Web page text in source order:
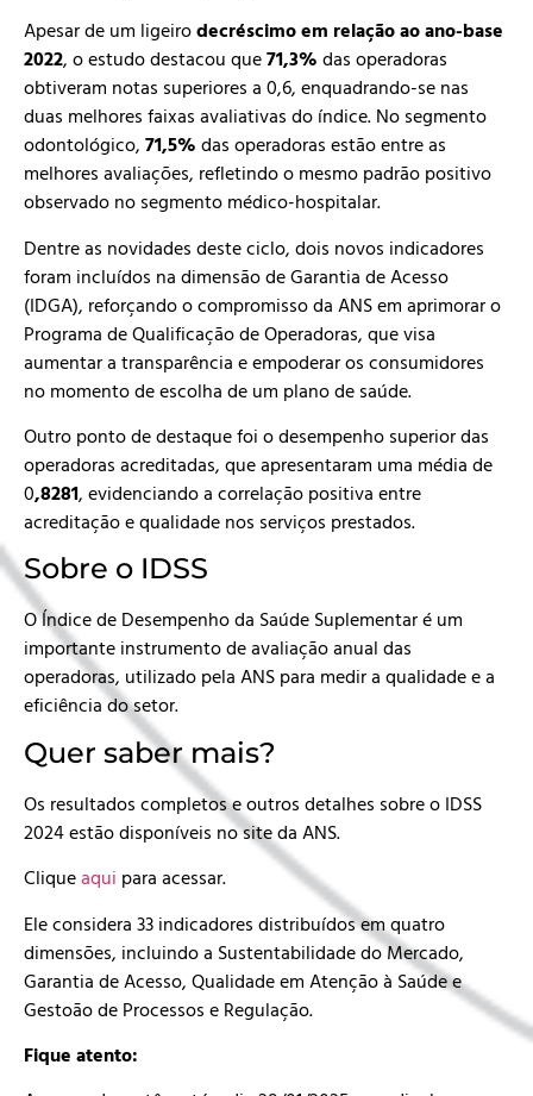
Apesar de um ligeirodecréscimo em relação ao ano-base
2022, o estudo destacou que71,3% das operadoras
obtiveram notas superiores a 0,6, enquadrando-se nas
duas melhores faixas avaliativas do índice. No segmento
odontológico, 71,5% das operadoras estão entre as
melhores avaliações, refletindo o mesmo padrão positivo
observado no segmento médico-hospitalar.
Dentre as novidades deste ciclo, dois novos indicadores
foram incluídos na dimensão de Garantia de Acesso
(IDGA), reforçando o compromisso da ANS em aprimorar o
Programa de Qualificação de Operadoras, que visa
aumentar a transparência e empoderar os consumidores
no momento de escolha de um plano de saúde.
Outro ponto de destaque foi o desempenho superior das
operadoras acreditadas, que apresentaram uma média de
0,8281, evidenciando a correlação positiva entre
acreditação e qualidade nos serviços prestados.
Sobre o IDSS
O Índice de Desempenho da Saúde Suplementar é um
importante instrumento de avaliação anual das
operadoras, utilizado pela ANS para medir a qualidade e a
eficiência do setor.
Quer saber mais?
Os resultados completos e outros detalhes sobre o IDSS
2024 estão disponíveis no site da ANS.
Cliqueaqui para acessar.
Ele considera 33 indicadores distribuídos em quatro
dimensões, incluindo a Sustentabilidade do Mercado,
Garantia de Acesso, Qualidade em Atenção à Saúde e
Gestoão de Processos e Regulação.
Fique atento: